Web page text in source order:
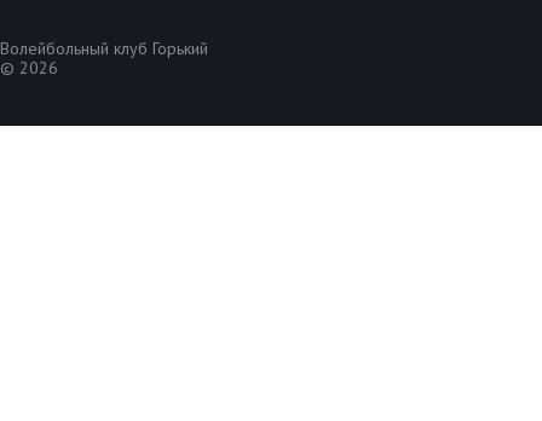
Волейбольный клуб Горький
© 2026